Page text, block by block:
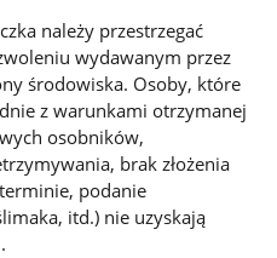
należy przestrzegać
wydawanym przez
środowiska. Osoby, które
z warunkami otrzymanej
osobników,
brak złożenia
podanie
itd.) nie uzyskają